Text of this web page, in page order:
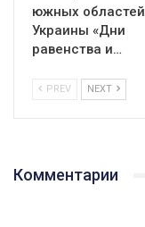
южных областей
Украины «Дни
равенства и…
PREV NEXT
Комментарии